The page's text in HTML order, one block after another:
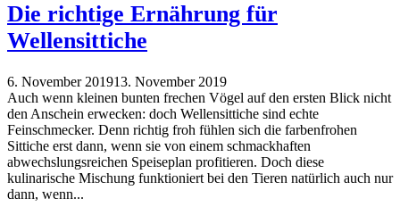
Die richtige Ernährung für
Wellensittiche
6. November 201913. November 2019
Auch wenn kleinen bunten frechen Vögel auf den ersten Blick nicht
den Anschein erwecken: doch Wellensittiche sind echte
Feinschmecker. Denn richtig froh fühlen sich die farbenfrohen
Sittiche erst dann, wenn sie von einem schmackhaften
abwechslungsreichen Speiseplan profitieren. Doch diese
kulinarische Mischung funktioniert bei den Tieren natürlich auch nur
dann, wenn...